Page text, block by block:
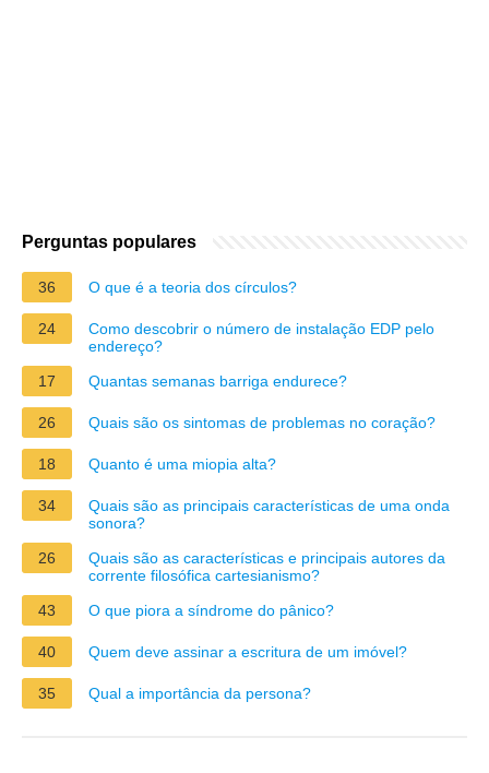
Perguntas populares
36 O que é a teoria dos círculos?
24
Como descobrir o número de instalação EDP pelo
endereço?
17
Quantas semanas barriga endurece?
26 Quais são os sintomas de problemas no coração?
18 Quanto é uma miopia alta?
34
Quais são as principais características de uma onda
sonora?
26
Quais são as características e principais autores da
corrente filosófica cartesianismo?
43
O que piora a síndrome do pânico?
40 Quem deve assinar a escritura de um imóvel?
35 Qual a importância da persona?